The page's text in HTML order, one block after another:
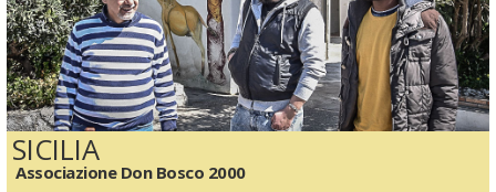
SICILIA
Associazione Don Bosco 2000